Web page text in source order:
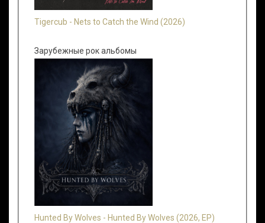
Tigercub - Nets to Catch the Wind (2026)
Зарубежные рок альбомы
Hunted By Wolves - Hunted By Wolves (2026, EP)